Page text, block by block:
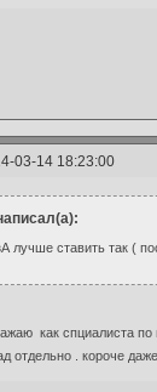
03-14 18:23:00
лучше ставить так (
как спциалиста
отдельно . короче